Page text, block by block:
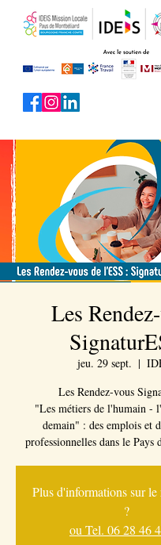
Les
jeu. 29 sept.
  |
Les Rendez-vous
"Les métiers de l'humain -
demain" : des emplois et
professionnelles dans le Pays
Plus d'informations sur le
?
ou Tel. 06 28 46